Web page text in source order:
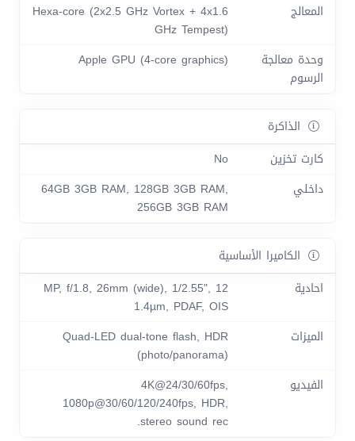
المعالج
Hexa-core (2x2.5 GHz Vortex + 4x1.6
GHz Tempest)
وحدة معالجة
الرسوم
Apple GPU (4-core graphics)
الذاكرة
كارت تخزين
No
داخلي
64GB 3GB RAM, 128GB 3GB RAM,
256GB 3GB RAM
الكاميرا الأساسية
احادية
12 MP, f/1.8, 26mm (wide), 1/2.55",
1.4µm, PDAF, OIS
الميزات
Quad-LED dual-tone flash, HDR
(photo/panorama)
الفيديو
4K@24/30/60fps,
1080p@30/60/120/240fps, HDR,
stereo sound rec.